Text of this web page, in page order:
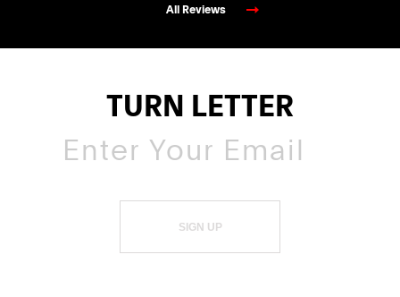
All Reviews
TURN LETTER
SIGN UP